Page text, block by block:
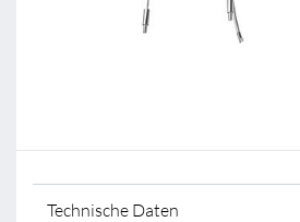
Technische Daten